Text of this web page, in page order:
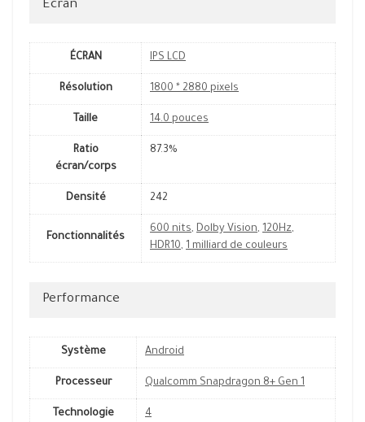
Écran
ÉCRAN IPS LCD
Résolution 1800 * 2880 pixels
Taille 14.0 pouces
Ratio
écran/corps
87.3%
Densité 242
Fonctionnalités
600 nits, Dolby Vision, 120Hz,
HDR10, 1 milliard de couleurs
Performance
Système Android
Processeur Qualcomm Snapdragon 8+ Gen 1
Technologie
4